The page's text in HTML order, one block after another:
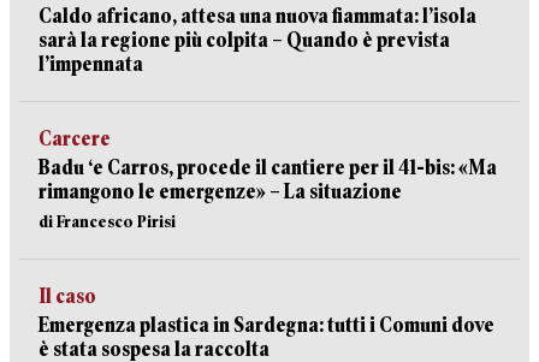
Caldo africano, attesa una nuova fiammata: l’isola
sarà la regione più colpita – Quando è prevista
l’impennata
Carcere
Badu ‘e Carros, procede il cantiere per il 41-bis: «Ma
rimangono le emergenze» – La situazione
di Francesco Pirisi
Il caso
Emergenza plastica in Sardegna: tutti i Comuni dove
è stata sospesa la raccolta